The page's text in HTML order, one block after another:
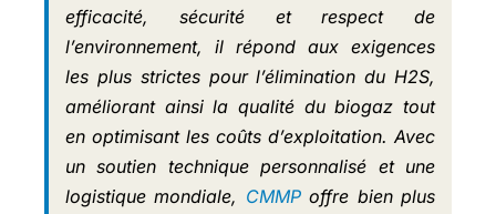
efficacité, sécurité et respect de
l’environnement, il répond aux exigences
les plus strictes pour l’élimination du H2S,
améliorant ainsi la qualité du biogaz tout
en optimisant les coûts d’exploitation. Avec
un soutien technique personnalisé et une
logistique mondiale, CMMPoffre bien plus